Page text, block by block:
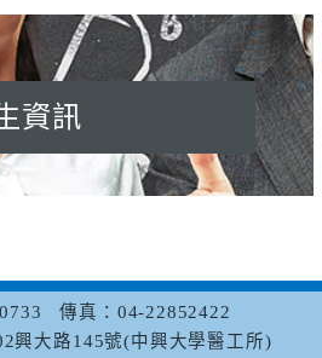
資訊
傳真：04-22852422
興大路145號(中興大學醫工所)